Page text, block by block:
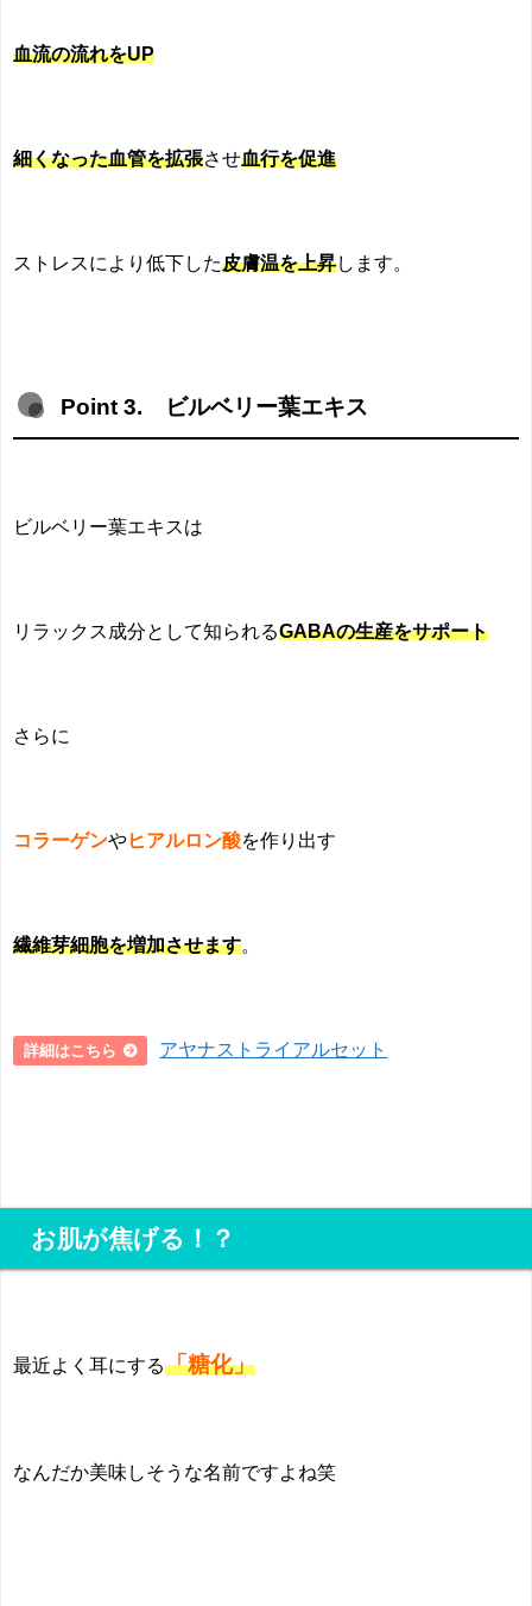
血流の流れをUP
細くなった血管を拡張させ血行を促進
ストレスにより低下した皮膚温を上昇します。
Point 3. ビルベリー葉エキス
ビルベリー葉エキスは
リラックス成分として知られるGABAの生産をサポート
さらに
コラーゲンやヒアルロン酸を作り出す
繊維芽細胞を増加させます
詳細はこちら アヤナストライアルセット
お肌が焦げる！？
最近よく耳にする「糖化」
なんだか美味しそうな名前ですよね笑